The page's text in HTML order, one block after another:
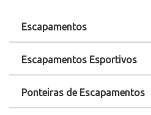
Escapamentos
Escapamentos Esportivos
Ponteiras de Escapamentos